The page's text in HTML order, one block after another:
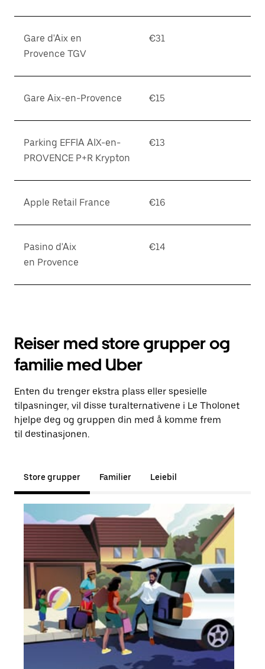
Gare d'Aix en
Provence TGV
€31
Gare Aix-en-Provence €15
Parking EFFIA AIX-en-
PROVENCE P+R Krypton
€13
Apple Retail France €16
Pasino d'Aix
en Provence
€14
Reiser med store grupper og
familie med Uber
Enten du trenger ekstra plass eller spesielle
tilpasninger, vil disse turalternativene i Le Tholonet
hjelpe deg og gruppen din med å komme frem
til destinasjonen.
Store grupper Familier Leiebil